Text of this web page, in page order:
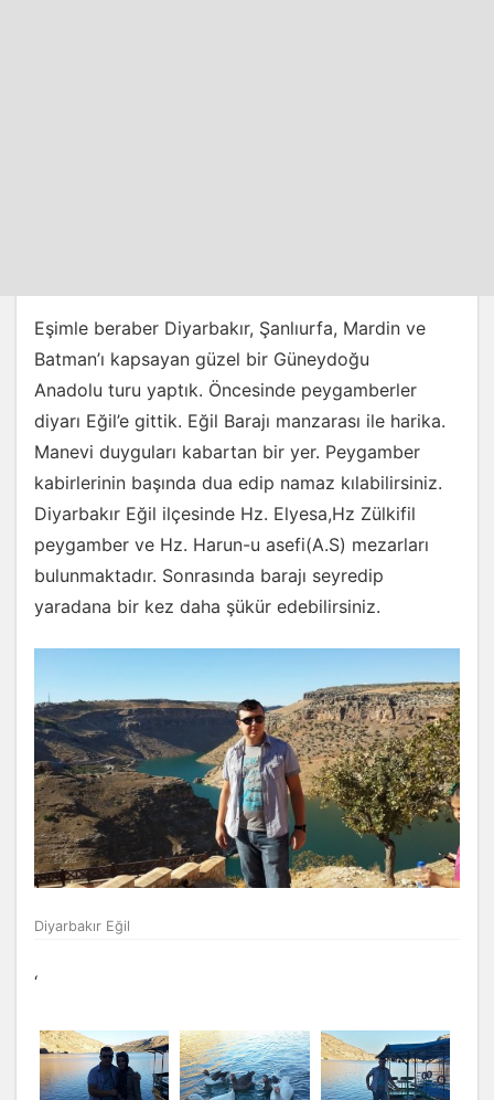
Eşimle beraber Diyarbakır, Şanlıurfa, Mardin ve
Batman’ı kapsayan güzel bir Güneydoğu
Anadolu turu yaptık. Öncesinde peygamberler
diyarı Eğil’e gittik. Eğil Barajı manzarası ile harika.
Manevi duyguları kabartan bir yer. Peygamber
kabirlerinin başında dua edip namaz kılabilirsiniz.
Diyarbakır Eğil ilçesinde Hz. Elyesa,Hz Zülkifil
peygamber ve Hz. Harun-u asefi(A.S) mezarları
bulunmaktadır. Sonrasında barajı seyredip
yaradana bir kez daha şükür edebilirsiniz.
Diyarbakır Eğil
‘